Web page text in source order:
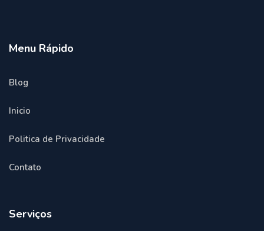
Menu Rápido
Blog
Inicio
Politica de Privacidade
Contato
Serviços